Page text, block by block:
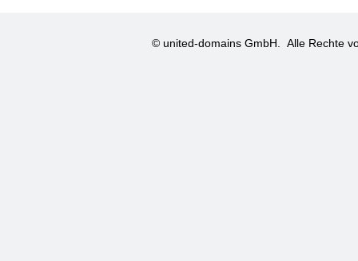
© united-domains GmbH. Alle Rechte